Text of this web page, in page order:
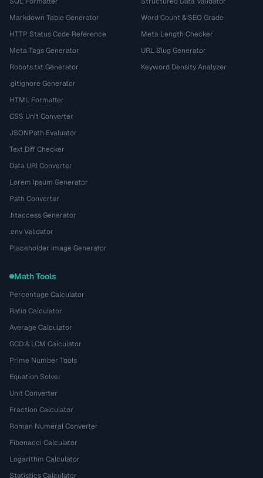
Markdown Table Generator
HTTP Status Code Reference
Meta Tags Generator
Robots.txt Generator
.gitignore Generator
HTML Formatter
CSS Unit Converter
JSONPath Evaluator
Text Diff Checker
Data URI Converter
Lorem Ipsum Generator
Path Converter
.htaccess Generator
.env Validator
Placeholder Image Generator
Word Count & SEO Grade
Meta Length Checker
URL Slug Generator
Keyword Density Analyzer
Math Tools
Percentage Calculator
Ratio Calculator
Average Calculator
GCD & LCM Calculator
Prime Number Tools
Equation Solver
Unit Converter
Fraction Calculator
Roman Numeral Converter
Fibonacci Calculator
Logarithm Calculator
Statistics Calculator